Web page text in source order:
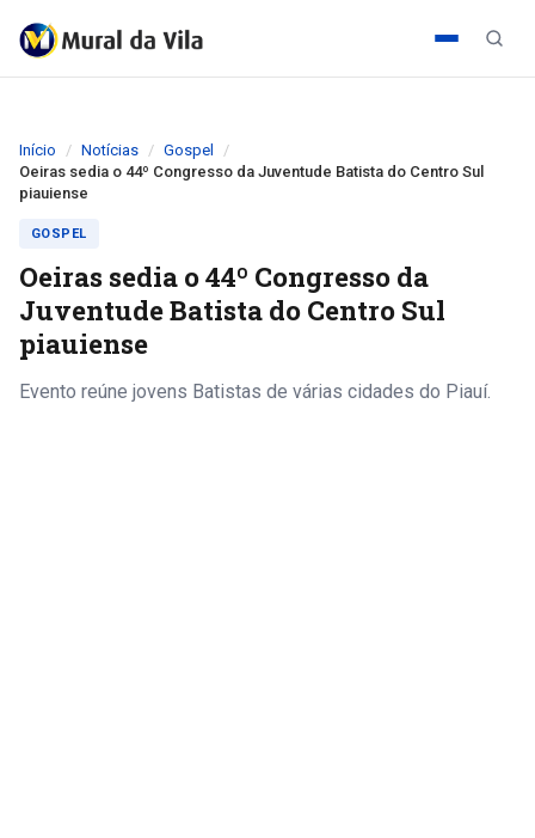
Início Notícias
Gospel
Oeiras sedia o 44º Congresso da Juventude Batista do Centro Sul
piauiense
GOSPEL
Oeiras sedia o 44º Congresso da
Juventude Batista do Centro Sul
piauiense
Evento reúne jovens Batistas de várias cidades do Piauí.